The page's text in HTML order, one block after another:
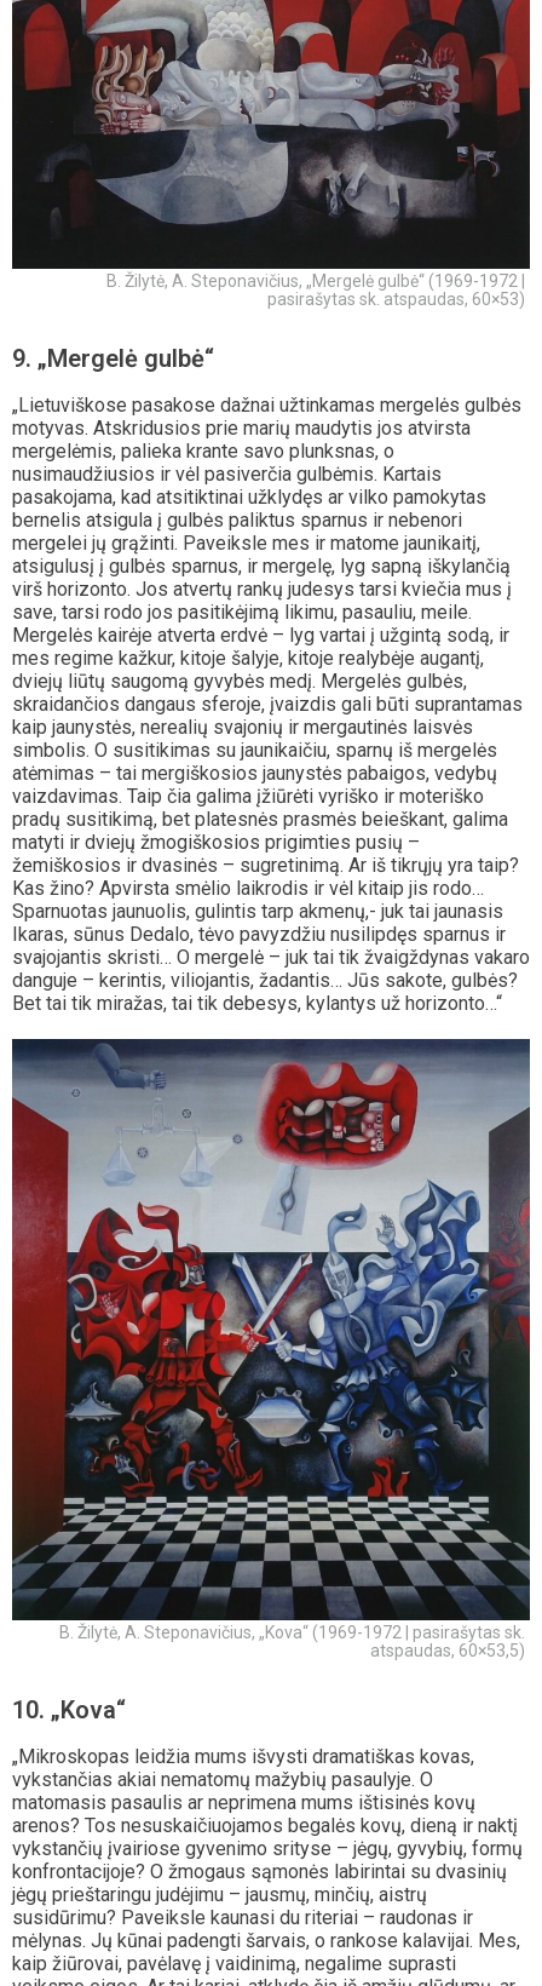
B. Žilytė, A. Steponavičius, „Mergelė gulbė“ (1969-1972 |
pasirašytas sk. atspaudas, 60×53)
9. „Mergelė gulbė“
„Lietuviškose pasakose dažnai užtinkamas mergelės gulbės
motyvas. Atskridusios prie marių maudytis jos atvirsta
mergelėmis, palieka krante savo plunksnas, o
nusimaudžiusios ir vėl pasiverčia gulbėmis. Kartais
pasakojama, kad atsitiktinai užklydęs ar vilko pamokytas
bernelis atsigula į gulbės paliktus sparnus ir nebenori
mergelei jų grąžinti. Paveiksle mes ir matome jaunikaitį,
atsigulusį į gulbės sparnus, ir mergelę, lyg sapną iškylančią
virš horizonto. Jos atvertų rankų judesys tarsi kviečia mus į
save, tarsi rodo jos pasitikėjimą likimu, pasauliu, meile.
Mergelės kairėje atverta erdvė – lyg vartai į užgintą sodą, ir
mes regime kažkur, kitoje šalyje, kitoje realybėje augantį,
dviejų liūtų saugomą gyvybės medį. Mergelės gulbės,
skraidančios dangaus sferoje, įvaizdis gali būti suprantamas
kaip jaunystės, nerealių svajonių ir mergautinės laisvės
simbolis. O susitikimas su jaunikaičiu, sparnų iš mergelės
atėmimas – tai mergiškosios jaunystės pabaigos, vedybų
vaizdavimas. Taip čia galima įžiūrėti vyriško ir moteriško
pradų susitikimą, bet platesnės prasmės beieškant, galima
matyti ir dviejų žmogiškosios prigimties pusių –
žemiškosios ir dvasinės – sugretinimą. Ar iš tikrųjų yra taip?
Kas žino? Apvirsta smėlio laikrodis ir vėl kitaip jis rodo…
Sparnuotas jaunuolis, gulintis tarp akmenų,- juk tai jaunasis
Ikaras, sūnus Dedalo, tėvo pavyzdžiu nusilipdęs sparnus ir
svajojantis skristi… O mergelė – juk tai tik žvaigždynas vakaro
danguje – kerintis, viliojantis, žadantis… Jūs sakote, gulbės?
Bet tai tik miražas, tai tik debesys, kylantys už horizonto…“
B. Žilytė, A. Steponavičius, „Kova“ (1969-1972 | pasirašytas sk.
atspaudas, 60×53,5)
10. „Kova“
„Mikroskopas leidžia mums išvysti dramatiškas kovas,
vykstančias akiai nematomų mažybių pasaulyje. O
matomasis pasaulis ar neprimena mums ištisinės kovų
arenos? Tos nesuskaičiuojamos begalės kovų, dieną ir naktį
vykstančių įvairiose gyvenimo srityse – jėgų, gyvybių, formų
konfrontacijoje? O žmogaus sąmonės labirintai su dvasinių
jėgų prieštaringu judėjimu – jausmų, minčių, aistrų
susidūrimu? Paveiksle kaunasi du riteriai – raudonas ir
mėlynas. Jų kūnai padengti šarvais, o rankose kalavijai. Mes,
kaip žiūrovai, pavėlavę į vaidinimą, negalime suprasti